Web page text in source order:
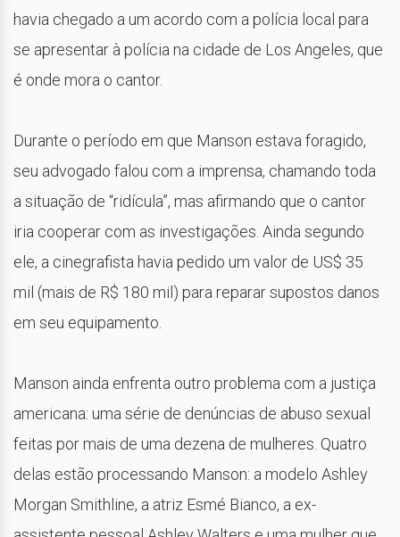
havia chegado a um acordo com a polícia local para
se apresentar à polícia na cidade de Los Angeles, que
é onde mora o cantor.
Durante o período em que Manson estava foragido,
seu advogado falou com a imprensa, chamando toda
a situação de “ridícula”, mas afirmando que o cantor
iria cooperar com as investigações. Ainda segundo
ele, a cinegrafista havia pedido um valor de US$ 35
mil (mais de R$ 180 mil) para reparar supostos danos
em seu equipamento.
Manson ainda enfrenta outro problema com a justiça
americana: uma série de denúncias de abuso sexual
feitas por mais de uma dezena de mulheres. Quatro
delas estão processando Manson: a modelo Ashley
Morgan Smithline, a atriz Esmé Bianco, a ex-